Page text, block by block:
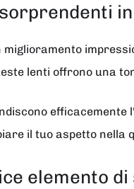
miglioramento
lenti offrono una
il tuo aspetto
elemento